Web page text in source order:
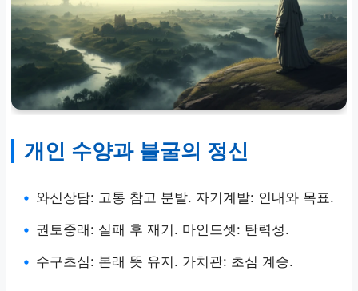
개인 수양과 불굴의 정신
• 와신상담: 고통 참고 분발. 자기계발: 인내와 목표.
• 권토중래: 실패 후 재기. 마인드셋: 탄력성.
• 수구초심: 본래 뜻 유지. 가치관: 초심 계승.